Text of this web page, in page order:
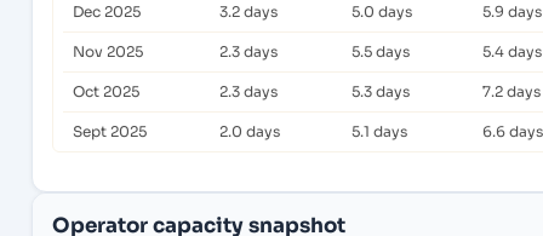
Dec 2025 3.2 days 5.0 days 5.9 days
Nov 2025 2.3 days 5.5 days 5.4 days
Oct 2025 2.3 days 5.3 days 7.2 days
Sept 2025 2.0 days 5.1 days 6.6 days
Operator capacity snapshot